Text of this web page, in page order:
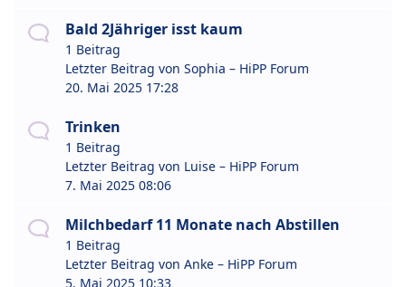
Bald 2Jähriger isst kaum
1 Beitrag
Letzter Beitrag von Sophia – HiPP Forum
20. Mai 2025 17:28
Trinken
1 Beitrag
Letzter Beitrag von Luise – HiPP Forum
7. Mai 2025 08:06
Milchbedarf 11 Monate nach Abstillen
1 Beitrag
Letzter Beitrag von Anke – HiPP Forum
5. Mai 2025 10:33